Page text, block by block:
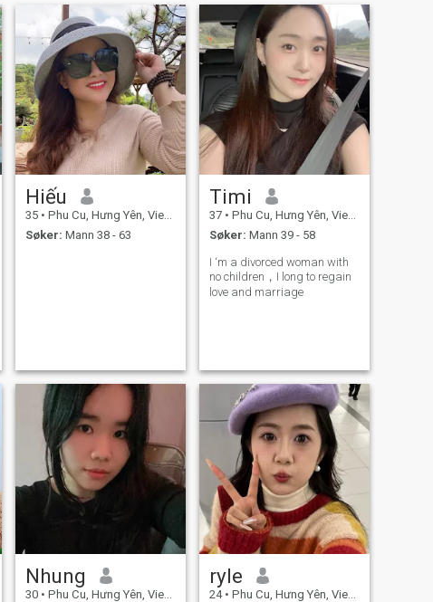
Hiếu
35 • Phu Cu, Hưng Yên, Vietnam
Søker: Mann 38 - 63
Timi
37 • Phu Cu, Hưng Yên, Vietnam
Søker: Mann 39 - 58
I ‘m a divorced woman with
no children，I long to regain
love and marriage
Nhung
30 • Phu Cu, Hưng Yên, Vietnam
ryle
24 • Phu Cu, Hưng Yên, Vietnam